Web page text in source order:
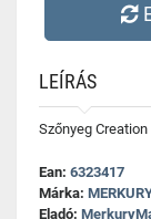
LEÍRÁS
Szőnyeg
Ean: 6323417
Márka:
Eladó: